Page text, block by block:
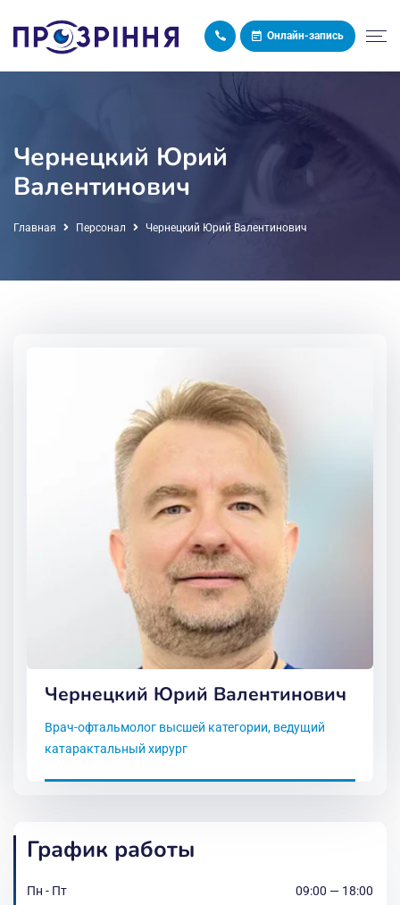
Онлайн-запись
Чернецкий Юрий
Валентинович
Главная Персонал Чернецкий Юрий Валентинович
Чернецкий Юрий Валентинович
Врач-офтальмолог высшей категории, ведущий
катарактальный хирург
График работы
Пн - Пт 09:00 — 18:00